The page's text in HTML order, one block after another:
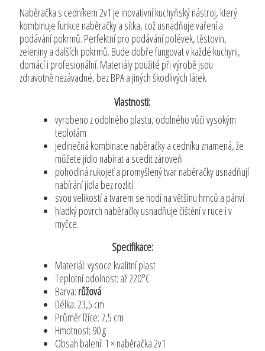
Naběračka s cedníkem 2v1 je inovativní kuchyňský nástroj, který
kombinuje funkce naběračky a sítka, což usnadňuje vaření a
podávání pokrmů. Perfektní pro podávání polévek, těstovin,
zeleniny a dalších pokrmů. Bude dobře fungovat v každé kuchyni,
domácí i profesionální. Materiály použité při výrobě jsou
zdravotně nezávadné, bez BPA a jiných škodlivých látek.
Vlastnosti:
vyrobeno z odolného plastu, odolného vůči vysokým
teplotám
jedinečná kombinace naběračky a cedníku znamená, že
můžete jídlo nabírat a scedit zároveň
pohodlná rukojeť a promyšlený tvar naběračky usnadňují
nabírání jídla bez rozlití
svou velikostí a tvarem se hodí na většinu hrnců a pánví
hladký povrch naběračky usnadňuje čištění v ruce i v
myčce.
Specifikace:
Materiál: vysoce kvalitní plast
Teplotní odolnost: až 220°C
Barva: růžová
Délka: 23,5 cm
Průměr lžíce: 7,5 cm
Hmotnost: 90 g
Obsah balení: 1 × naběračka 2v1